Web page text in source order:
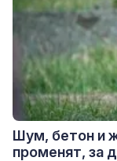
Шум, бетон и
променят, за